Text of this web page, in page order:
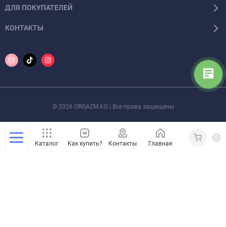
ДЛЯ ПОКУПАТЕЛЕЙ
КОНТАКТЫ
© 2026 ORGAZM.KG | Все права защищены
Каталог Как купить? Контакты Главная Кабинет
0